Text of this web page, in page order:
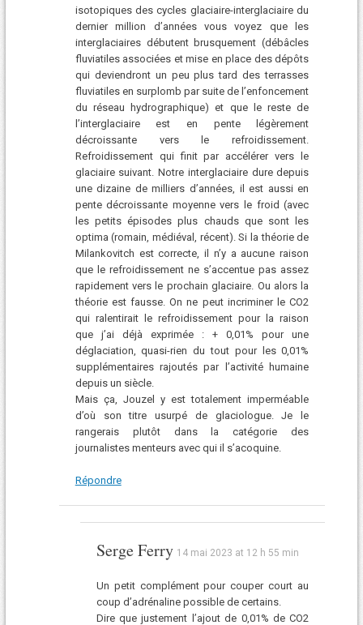
isotopiques des cycles glaciaire-interglaciaire du
dernier million d’années vous voyez que les
interglaciaires débutent brusquement (débâcles
fluviatiles associées et mise en place des dépôts
qui deviendront un peu plus tard des terrasses
fluviatiles en surplomb par suite de l’enfoncement
du réseau hydrographique) et que le reste de
l’interglaciaire est en pente légèrement
décroissante vers le refroidissement.
Refroidissement qui finit par accélérer vers le
glaciaire suivant. Notre interglaciaire dure depuis
une dizaine de milliers d’années, il est aussi en
pente décroissante moyenne vers le froid (avec
les petits épisodes plus chauds que sont les
optima (romain, médiéval, récent). Si la théorie de
Milankovitch est correcte, il n’y a aucune raison
que le refroidissement ne s’accentue pas assez
rapidement vers le prochain glaciaire. Ou alors la
théorie est fausse. On ne peut incriminer le CO2
qui ralentirait le refroidissement pour la raison
que j’ai déjà exprimée : + 0,01% pour une
déglaciation, quasi-rien du tout pour les 0,01%
supplémentaires rajoutés par l’activité humaine
depuis un siècle.
Mais ça, Jouzel y est totalement imperméable
d’où son titre usurpé de glaciologue. Je le
rangerais plutôt dans la catégorie des
journalistes menteurs avec qui il s’acoquine.
Répondre
Serge Ferry 14 mai 2023 at 12 h 55 min
Un petit complément pour couper court au
coup d’adrénaline possible de certains.
Dire que justement l’ajout de 0,01% de CO2